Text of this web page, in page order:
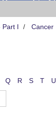
Part I Cancer
Q R S T U